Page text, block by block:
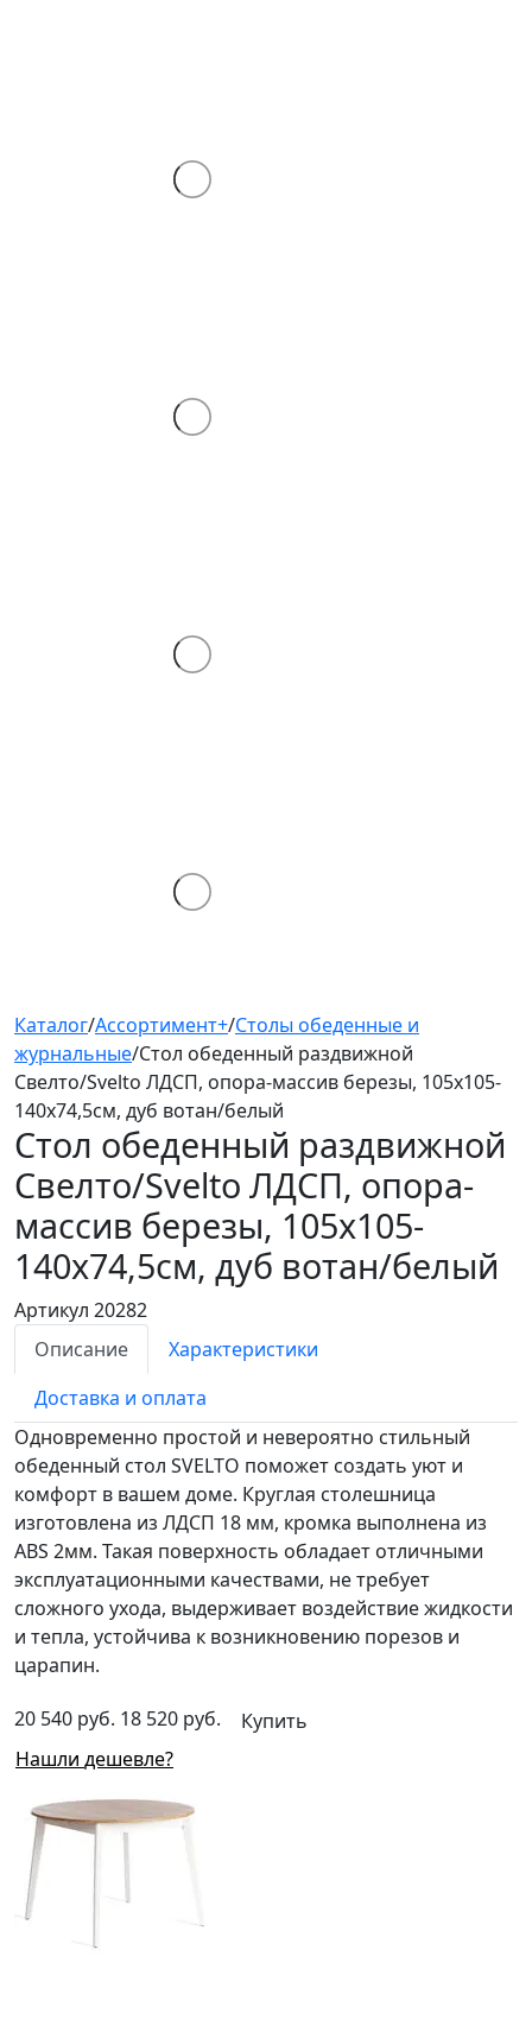
Каталог/Ассортимент+/Столы обеденные и
журнальные/Стол обеденный раздвижной
Свелто/Svelto ЛДСП, опора-массив березы, 105х105-
140х74,5см, дуб вотан/белый
Стол обеденный раздвижной
Свелто/Svelto ЛДСП, опора-
массив березы, 105х105-
140х74,5см, дуб вотан/белый
Артикул 20282
Описание
Характеристики
Доставка и оплата
Одновременно простой и невероятно стильный
обеденный стол SVELTO поможет создать уют и
комфорт в вашем доме. Круглая столешница
изготовлена из ЛДСП 18 мм, кромка выполнена из
ABS 2мм. Такая поверхность обладает отличными
эксплуатационными качествами, не требует
сложного ухода, выдерживает воздействие жидкости
и тепла, устойчива к возникновению порезов и
царапин.
20 540 руб. 18 520 руб.
Купить
Нашли дешевле?